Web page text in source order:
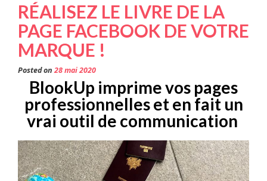
RÉALISEZ LE LIVRE DE LA
PAGE FACEBOOK DE VOTRE
MARQUE !
Posted on28 mai 2020
BlookUp imprime vos pages
professionnelles et en fait un
vrai outil de communication